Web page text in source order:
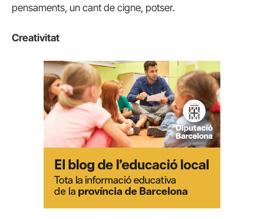
pensaments, un cant de cigne, potser.
Creativitat